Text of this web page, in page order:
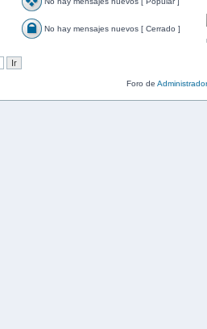
No hay mensajes nuevos [ Cerrado ]
Foro de